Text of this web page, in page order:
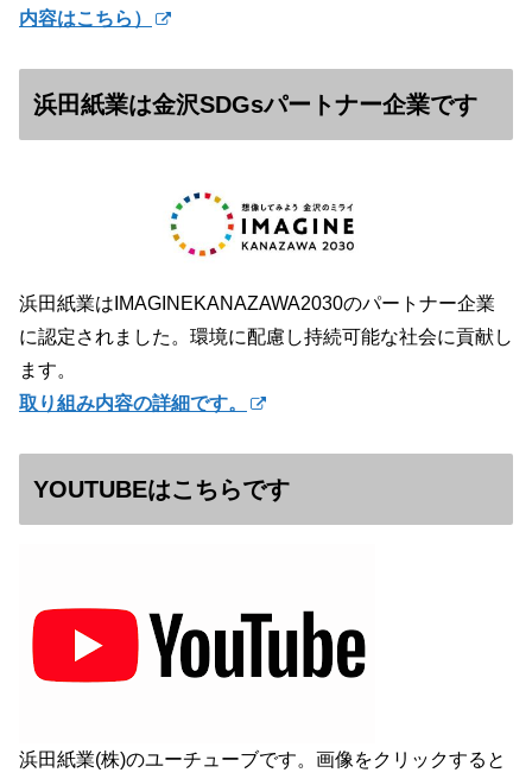
内容はこちら）
浜田紙業は金沢SDGsパートナー企業です
浜田紙業はIMAGINEKANAZAWA2030のパートナー企業
に認定されました。環境に配慮し持続可能な社会に貢献し
ます。
取り組み内容の詳細です。
YOUTUBEはこちらです
浜田紙業(株)のユーチューブです。画像をクリックすると